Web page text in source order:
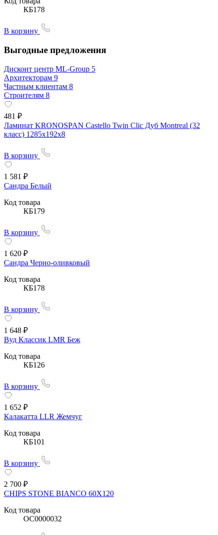
КБ178
В корзину
Выгодные предложения
Дисконт центр ML-Group 5
Архитекторам 9
Частным клиентам 8
Строителям 8
481 ₽
Ламинат KRONOSPAN Castello Twin Clic Дуб Montreal (32
класс) 1285х192х8
В корзину
1 581 ₽
Сандра Белый
Код товара
КБ179
В корзину
1 620 ₽
Сандра Черно-оливковый
Код товара
КБ178
В корзину
1 648 ₽
Вуд Классик LMR Беж
Код товара
КБ126
В корзину
1 652 ₽
Калакатта LLR Жемчуг
Код товара
КБ101
В корзину
2 700 ₽
CHIPS STONE BIANCO 60Х120
Код товара
OC0000032